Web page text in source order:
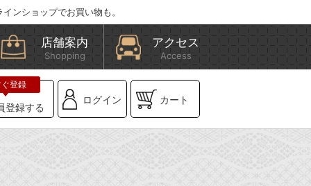
ンショップでお買い物も。
店舗案内
Shopping
アクセス
Access
登録する
ログイン カート